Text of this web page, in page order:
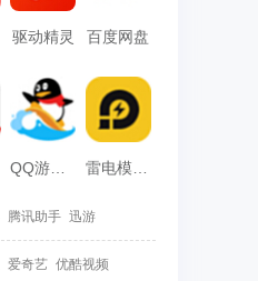
驱动精灵 百度网盘
雷电模拟器
腾讯助手 迅游
爱奇艺 优酷视频